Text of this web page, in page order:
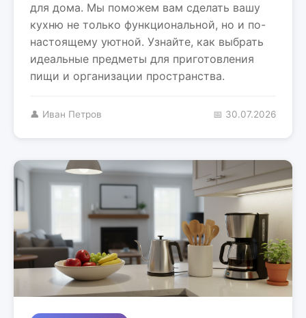
для дома. Мы поможем вам сделать вашу
кухню не только функциональной, но и по-
настоящему уютной. Узнайте, как выбрать
идеальные предметы для приготовления
пищи и организации пространства.
👤 Иван Петров 📅 30.07.2026